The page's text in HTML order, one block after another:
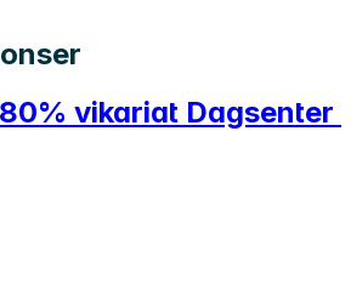
vikariat Dagsenter